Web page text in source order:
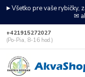
►Všetko pre vaše rybičky,
✉
+421915272027
(Po-Pia, 8-16 hod.)